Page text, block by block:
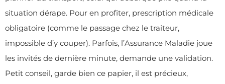
situation dérape. Pour en profiter, prescription médicale
obligatoire (comme le passage chez le traiteur,
impossible d’y couper). Parfois, l’Assurance Maladie joue
les invités de dernière minute, demande une validation.
Petit conseil, garde bien ce papier, il est précieux,